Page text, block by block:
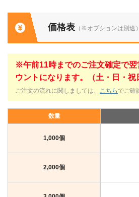
価格表 （※オプションは別途）
※午前11時までのご注文確定で翌
ウントになります。（土・日・祝
ご注文の流れに関しましては、 こちら でご確
数量
1,000個
2,000個